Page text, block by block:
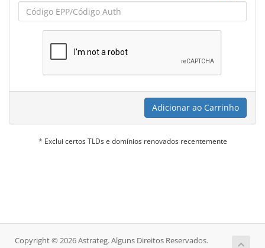
Adicionar ao Carrinho
* Exclui certos TLDs e domínios renovados recentemente
Copyright © 2026 Astrateg. Alguns Direitos Reservados.